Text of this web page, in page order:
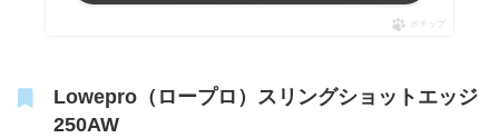
ポチップ
Lowepro（ロープロ）スリングショットエッジ
250AW